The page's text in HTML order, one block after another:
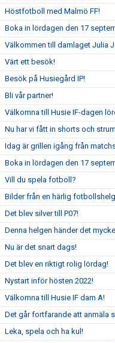
Höstfotboll med Malmö FF!
Boka in lördagen den 17
Välkommen till damlaget Julia
Värt ett besök!
Besök på Husiegård IP!
Bli vår partner!
Välkomna till Husie IF-dagen
Nu har vi fått in shorts och
Idag är grillen igång från
Boka in lördagen den 17
Vill du spela fotboll?
Bilder från en härlig
Det blev silver till P07!
Denna helgen händer det
Nu är det snart dags!
Det blev en riktigt rolig lördag!
Nystart inför hösten 2022!
Välkomna till Husie IF dam A!
Det går fortfarande att anmäla
Leka, spela och ha kul!